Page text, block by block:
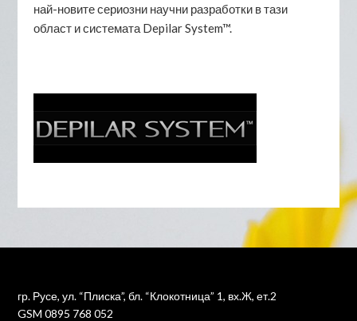
най-новите сериозни научни разработки в тази
област и системата Depilar System™.
гр. Русе, ул. “Плиска”, бл. “Клокотница” 1, вх.Ж, ет.2
GSM 0895 768 052